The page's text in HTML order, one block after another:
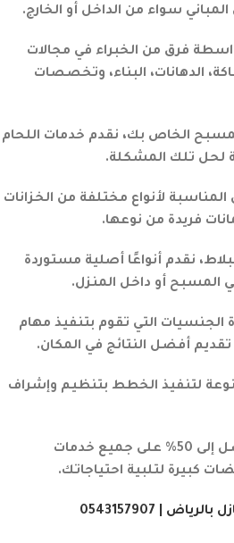
سواء من الداخل أو الخارج.
فرق من الخبراء في مجالات
الدهانات، البناء، وتخصصات
الخاص بك، نقدم خدمات اللحام
لحل تلك المشكلة.
لأنواع مختلفة من الخزانات
فريدة من نوعها.
نقدم أنواعًا أصلية مستوردة
أو داخل المنزل.
التي تقوم بتنفيذ مهام
أفضل النتائج في المكان.
لتنفيذ الخطط بتنظيم وإشراف
تتوفر عروض وخصومات تصل إلى 50% على جميع خدمات
كبيرة لتلبية احتياجاتك.
| 0543157907